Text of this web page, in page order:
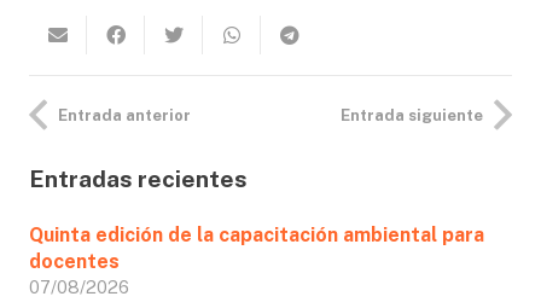
Entrada anterior Entrada siguiente
Entradas recientes
Quinta edición de la capacitación ambiental para
docentes
07/08/2026